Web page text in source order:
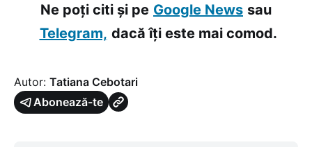
Ne poți citi și pe Google News sau
Telegram, dacă îți este mai comod.
Autor: Tatiana Cebotari
Abonează-te